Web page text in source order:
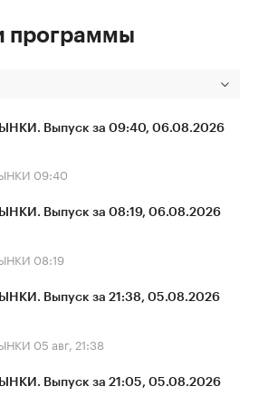
программы
Выпуск за 09:40, 06.08.2026
09:40
Выпуск за 08:19, 06.08.2026
08:19
Выпуск за 21:38, 05.08.2026
05 авг, 21:38
Выпуск за 21:05, 05.08.2026